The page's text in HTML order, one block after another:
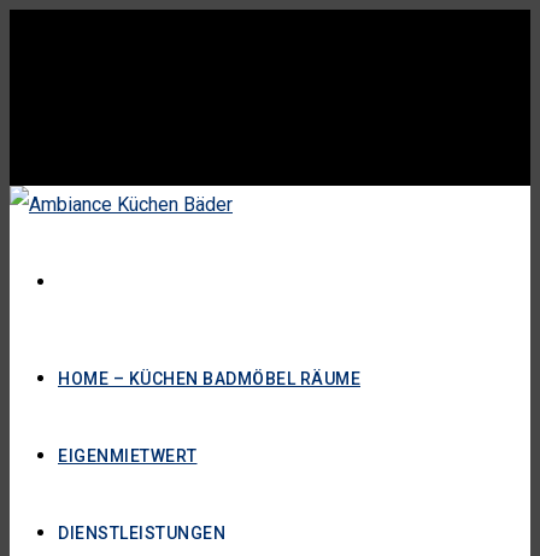
HOME – KÜCHEN BADMÖBEL RÄUME
EIGENMIETWERT
DIENSTLEISTUNGEN